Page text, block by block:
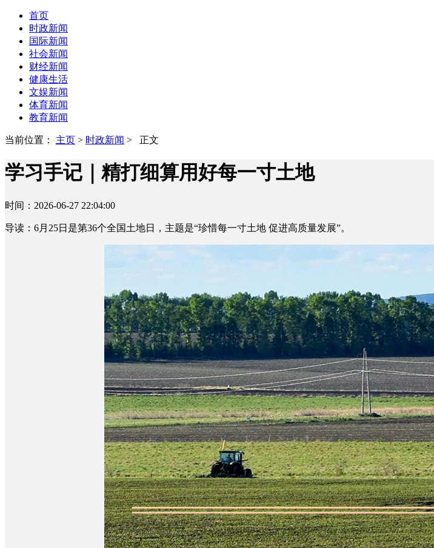
首页
时政新闻
国际新闻
社会新闻
财经新闻
健康生活
文娱新闻
体育新闻
教育新闻
当前位置： 主页 > 时政新闻 > 正文
学习手记｜精打细算用好每一寸土地
时间：2026-06-27 22:04:00
导读：6月25日是第36个全国土地日，主题是“珍惜每一寸土地 促进高质量发展”。